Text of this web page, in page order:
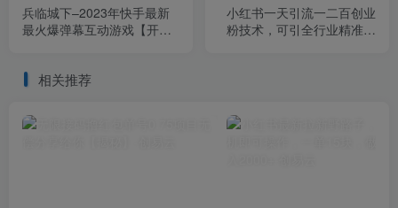
兵临城下–2023年快手最新
最火爆弹幕互动游戏【开播
小红书一天引流一二百创业
粉技术，可引全行业精准粉
相关推荐